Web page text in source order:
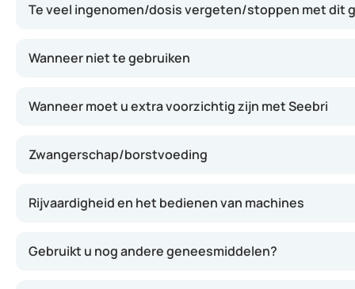
Te veel ingenomen/dosis vergeten/stoppen met dit
Wanneer niet te gebruiken
Wanneer moet u extra voorzichtig zijn met Seebri
Zwangerschap/borstvoeding
Rijvaardigheid en het bedienen van machines
Gebruikt u nog andere geneesmiddelen?